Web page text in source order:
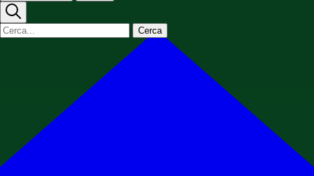
Cerca